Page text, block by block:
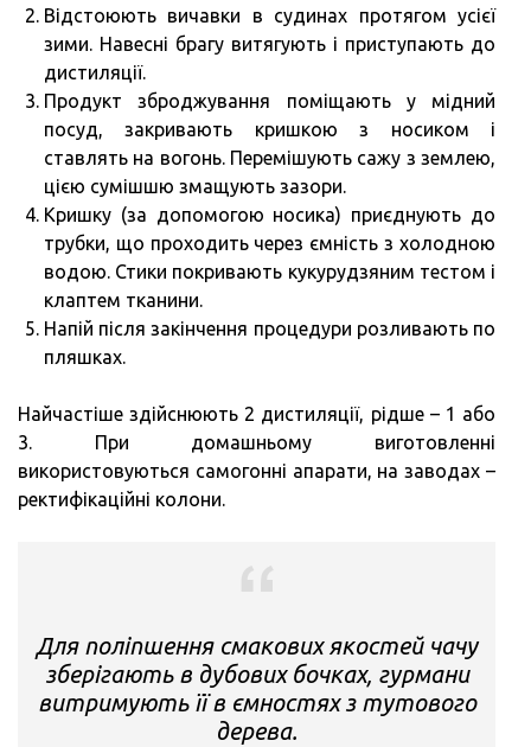
Відстоюють вичавки в судинах протягом усієї
зими. Навесні брагу витягують і приступають до
дистиляції.
Продукт зброджування поміщають у мідний
посуд, закривають кришкою з носиком і
ставлять на вогонь. Перемішують сажу з землею,
цією сумішшю змащують зазори.
Кришку (за допомогою носика) приєднують до
трубки, що проходить через ємність з холодною
водою. Стики покривають кукурудзяним тестом і
клаптем тканини.
Напій після закінчення процедури розливають по
пляшках.
Найчастіше здійснюють 2 дистиляції, рідше – 1 або
3. При домашньому виготовленні
використовуються самогонні апарати, на заводах –
ректифікаційні колони.
Для поліпшення смакових якостей чачу
зберігають в дубових бочках, гурмани
витримують її в ємностях з тутового
дерева.